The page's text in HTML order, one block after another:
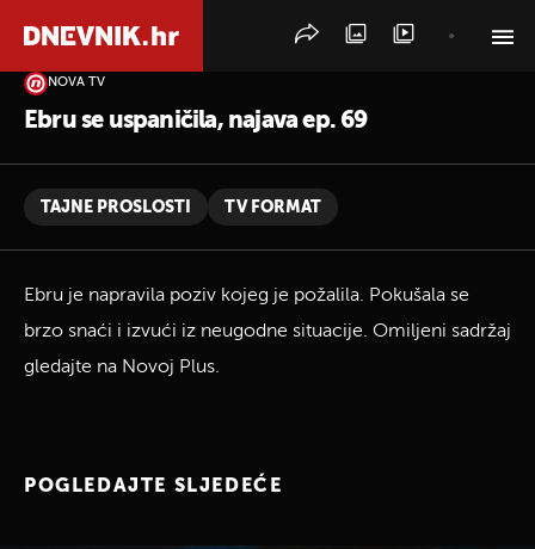
NOVA TV
Ebru se uspaničila, najava ep. 69
TAJNE PROSLOSTI TV FORMAT
Ebru je napravila poziv kojeg je požalila. Pokušala se
brzo snaći i izvući iz neugodne situacije. Omiljeni sadržaj
gledajte na Novoj Plus.
POGLEDAJTE SLJEDEĆE
PRETRAŽITE VIJESTI